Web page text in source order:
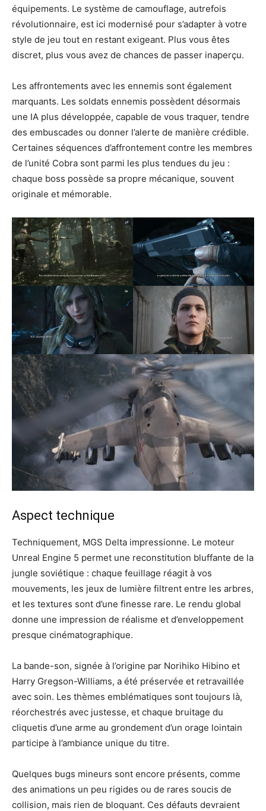
équipements. Le système de camouflage, autrefois
révolutionnaire, est ici modernisé pour s’adapter à votre
style de jeu tout en restant exigeant. Plus vous êtes
discret, plus vous avez de chances de passer inaperçu.
Les affrontements avec les ennemis sont également
marquants. Les soldats ennemis possèdent désormais
une IA plus développée, capable de vous traquer, tendre
des embuscades ou donner l’alerte de manière crédible.
Certaines séquences d’affrontement contre les membres
de l’unité Cobra sont parmi les plus tendues du jeu :
chaque boss possède sa propre mécanique, souvent
originale et mémorable.
Aspect technique
Techniquement, MGS Delta impressionne. Le moteur
Unreal Engine 5 permet une reconstitution bluffante de la
jungle soviétique : chaque feuillage réagit à vos
mouvements, les jeux de lumière filtrent entre les arbres,
et les textures sont d’une finesse rare. Le rendu global
donne une impression de réalisme et d’enveloppement
presque cinématographique.
La bande-son, signée à l’origine par Norihiko Hibino et
Harry Gregson-Williams, a été préservée et retravaillée
avec soin. Les thèmes emblématiques sont toujours là,
réorchestrés avec justesse, et chaque bruitage du
cliquetis d’une arme au grondement d’un orage lointain
participe à l’ambiance unique du titre.
Quelques bugs mineurs sont encore présents, comme
des animations un peu rigides ou de rares soucis de
collision, mais rien de bloquant. Ces défauts devraient